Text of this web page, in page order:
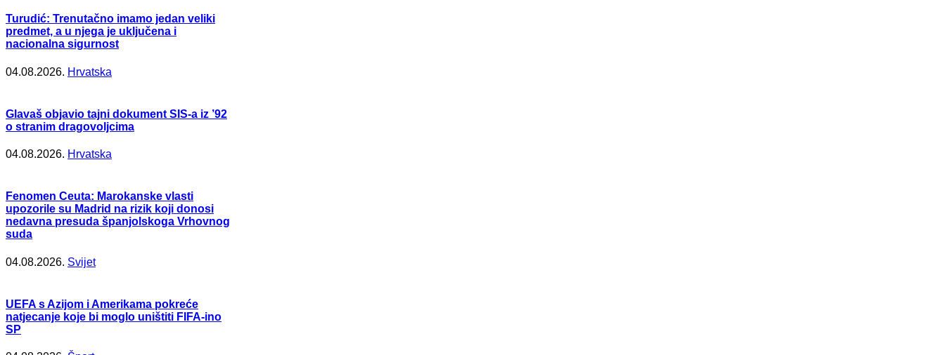
Turudić: Trenutačno imamo jedan veliki
predmet, a u njega je uključena i
nacionalna sigurnost
04.08.2026. Hrvatska
Glavaš objavio tajni dokument SIS-a iz ’92
o stranim dragovoljcima
04.08.2026. Hrvatska
Fenomen Ceuta: Marokanske vlasti
upozorile su Madrid na rizik koji donosi
nedavna presuda španjolskoga Vrhovnog
suda
04.08.2026. Svijet
UEFA s Azijom i Amerikama pokreće
natjecanje koje bi moglo uništiti FIFA-ino
SP